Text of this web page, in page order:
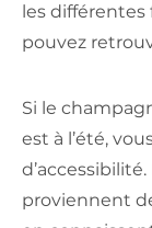
les
pouvez
Si le
est à l’été,
proviennent